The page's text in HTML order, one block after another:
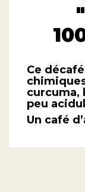
Ce
peu
Un café
LES